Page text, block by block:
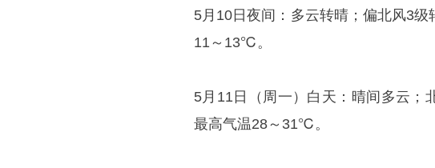
5月10日夜间：多云转晴；偏北风3
11～13℃。
5月11日（周一）白天：晴间多云
最高气温28～31℃。